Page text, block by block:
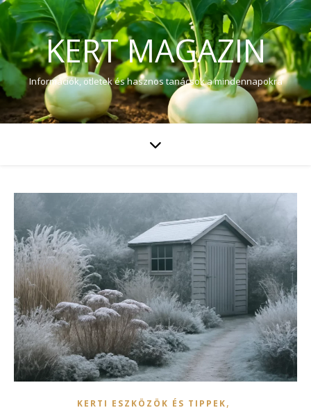
KERT MAGAZIN
Információk, ötletek és hasznos tanácsok a mindennapokra
KERTI ESZKÖZÖK ÉS TIPPEK,